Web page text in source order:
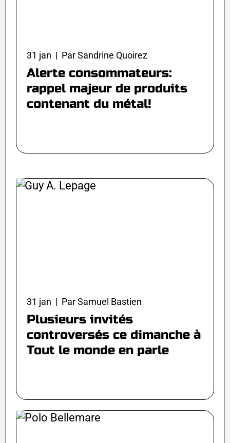
31 jan | Par Sandrine Quoirez
Alerte consommateurs:
rappel majeur de produits
contenant du métal!
31 jan | Par Samuel Bastien
Plusieurs invités
controversés ce dimanche à
Tout le monde en parle